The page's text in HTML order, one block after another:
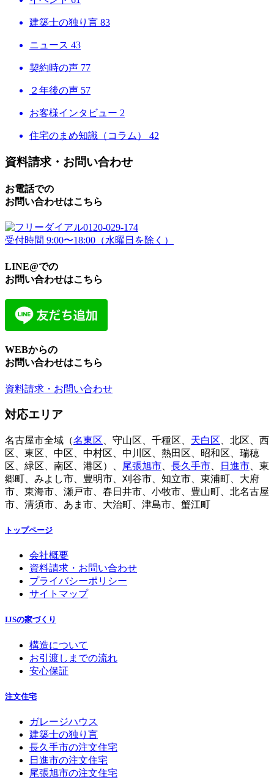
建築士の独り言 83
ニュース 43
契約時の声 77
２年後の声 57
お客様インタビュー 2
住宅のまめ知識（コラム） 42
資料請求・お問い合わせ
お電話での
お問い合わせはこちら
0120-029-174
受付時間 9:00〜18:00（水曜日を除く）
LINE@での
お問い合わせはこちら
WEBからの
お問い合わせはこちら
資料請求・お問い合わせ
対応エリア
名古屋市全域（名東区 、守山区、千種区、 天白区 、北区、西
区、東区、中区、中村区、中川区、熱田区、昭和区、瑞穂
区、緑区、南区、港区）、
尾張旭市 長久手市 日進市 、東
郷町、みよし市、豊明市、刈谷市、知立市、東浦町、大府
市、東海市、瀬戸市、春日井市、小牧市、豊山町、北名古屋
市、清須市、あま市、大治町、津島市、蟹江町
トップページ
会社概要
資料請求・お問い合わせ
プライバシーポリシー
サイトマップ
IJSの家づくり
構造について
お引渡しまでの流れ
安心保証
注文住宅
ガレージハウス
建築士の独り言
長久手市の注文住宅
日進市の注文住宅
尾張旭市の注文住宅